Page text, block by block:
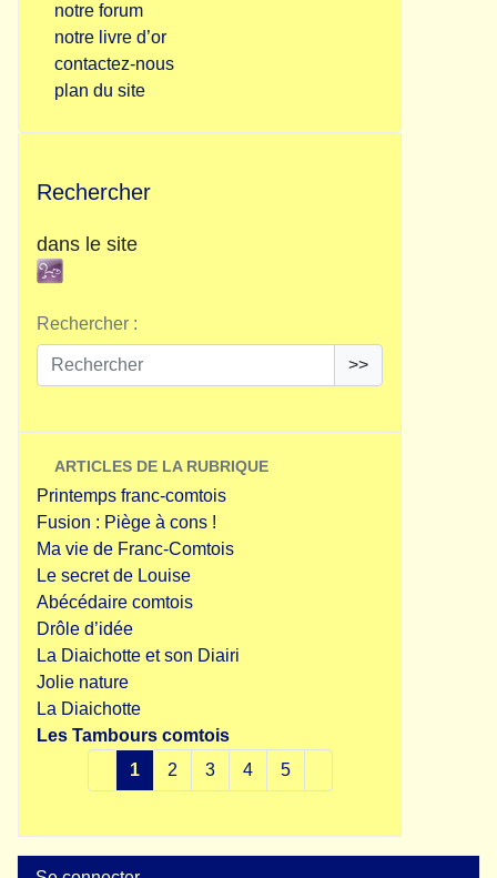
notre forum
notre livre d’or
contactez-nous
plan du site
Rechercher
dans le site
Rechercher :
>>
ARTICLES DE LA RUBRIQUE
Printemps franc-comtois
Fusion : Piège à cons !
Ma vie de Franc-Comtois
Le secret de Louise
Abécédaire comtois
Drôle d’idée
La Diaichotte et son Diairi
Jolie nature
La Diaichotte
Les Tambours comtois
1
2 3 4 5